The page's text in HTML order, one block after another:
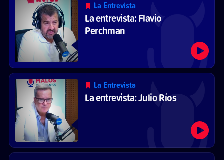
La Entrevista
La entrevista: Flavio
Perchman
La Entrevista
La entrevista: Julio Ríos